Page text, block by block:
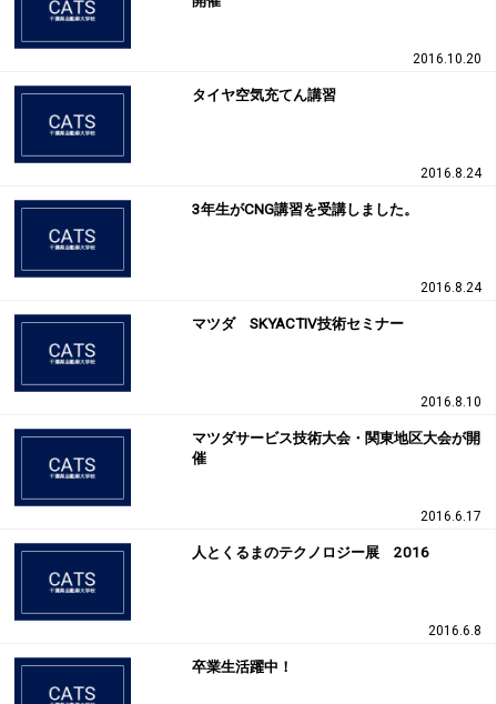
2016.10.20
タイヤ空気充てん講習
2016.8.24
3年生がCNG講習を受講しました。
2016.8.24
マツダ SKYACTIV技術セミナー
2016.8.10
マツダサービス技術大会・関東地区大会が開
催
2016.6.17
人とくるまのテクノロジー展 2016
2016.6.8
卒業生活躍中！